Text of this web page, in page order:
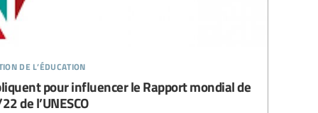
de l’éducation
pour influencer le Rapport mondial de
de l’UNESCO